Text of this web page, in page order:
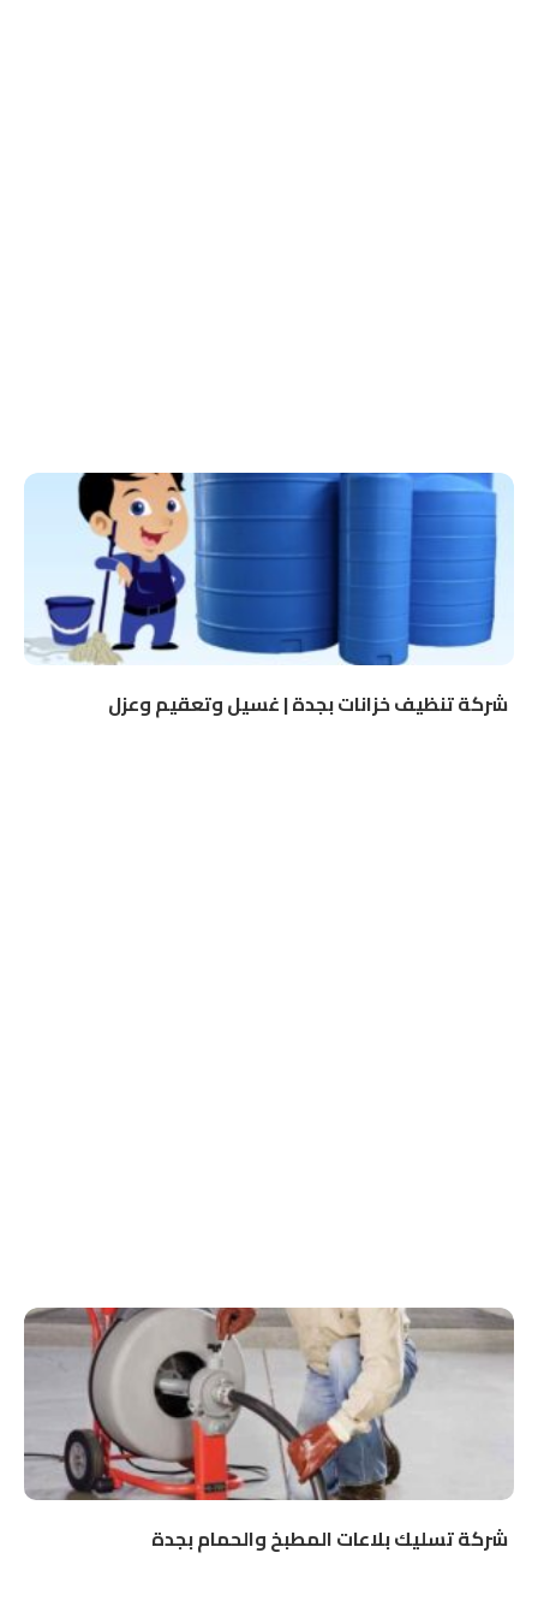
شركة تنظيف خزانات بجدة | غسيل وتعقيم وعزل
شركة تسليك بلاعات المطبخ والحمام بجدة